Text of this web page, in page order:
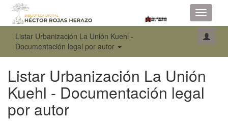
Toggle
Listar Urbanización La Unión Kuehl -
Documentación legal por autor
Listar Urbanización La Unión
Kuehl - Documentación legal
por autor